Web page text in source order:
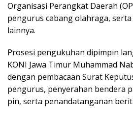
Organisasi Perangkat Daerah
pengurus cabang olahraga,
lainnya.
Prosesi pengukuhan dipimpin
KONI Jawa Timur Muhammad
dengan pembacaan Surat
pengurus, penyerahan bendera
pin, serta penandatanganan